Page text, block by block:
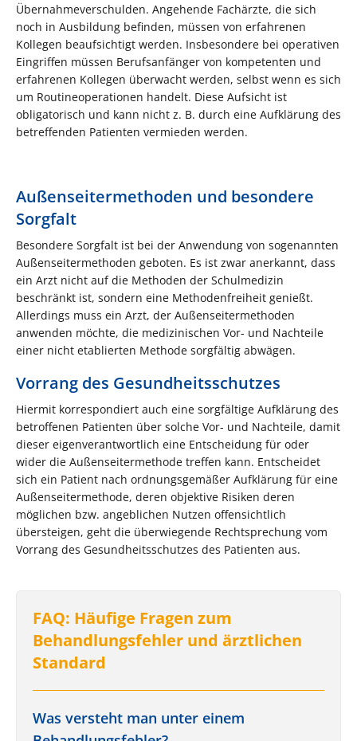
Übernahmeverschulden. Angehende Fachärzte, die sich
noch in Ausbildung befinden, müssen von erfahrenen
Kollegen beaufsichtigt werden. Insbesondere bei operativen
Eingriffen müssen Berufsanfänger von kompetenten und
erfahrenen Kollegen überwacht werden, selbst wenn es sich
um Routineoperationen handelt. Diese Aufsicht ist
obligatorisch und kann nicht z. B. durch eine Aufklärung des
betreffenden Patienten vermieden werden.
Außenseitermethoden und besondere
Sorgfalt
Besondere Sorgfalt ist bei der Anwendung von sogenannten
Außenseitermethoden geboten. Es ist zwar anerkannt, dass
ein Arzt nicht auf die Methoden der Schulmedizin
beschränkt ist, sondern eine Methodenfreiheit genießt.
Allerdings muss ein Arzt, der Außenseitermethoden
anwenden möchte, die medizinischen Vor- und Nachteile
einer nicht etablierten Methode sorgfältig abwägen.
Vorrang des Gesundheitsschutzes
Hiermit korrespondiert auch eine sorgfältige Aufklärung des
betroffenen Patienten über solche Vor- und Nachteile, damit
dieser eigenverantwortlich eine Entscheidung für oder
wider die Außenseitermethode treffen kann. Entscheidet
sich ein Patient nach ordnungsgemäßer Aufklärung für eine
Außenseitermethode, deren objektive Risiken deren
möglichen bzw. angeblichen Nutzen offensichtlich
übersteigen, geht die überwiegende Rechtsprechung vom
Vorrang des Gesundheitsschutzes des Patienten aus.
FAQ: Häufige Fragen zum
Behandlungsfehler und ärztlichen
Standard
Was versteht man unter einem